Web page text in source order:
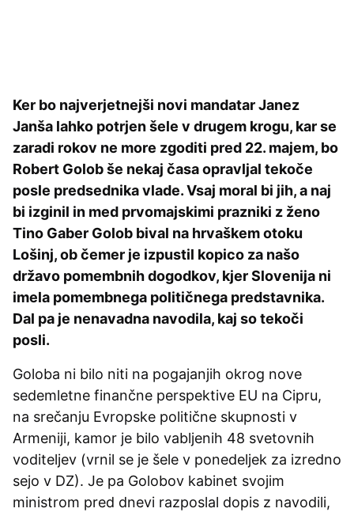
Ker bo najverjetnejši novi mandatar Janez
Janša lahko potrjen šele v drugem krogu, kar se
zaradi rokov ne more zgoditi pred 22. majem, bo
Robert Golob še nekaj časa opravljal tekoče
posle predsednika vlade. Vsaj moral bi jih, a naj
bi izginil in med prvomajskimi prazniki z ženo
Tino Gaber Golob bival na hrvaškem otoku
Lošinj, ob čemer je izpustil kopico za našo
državo pomembnih dogodkov, kjer Slovenija ni
imela pomembnega političnega predstavnika.
Dal pa je nenavadna navodila, kaj so tekoči
posli.
Goloba ni bilo niti na pogajanjih okrog nove
sedemletne finančne perspektive EU na Cipru,
na srečanju Evropske politične skupnosti v
Armeniji, kamor je bilo vabljenih 48 svetovnih
voditeljev (vrnil se je šele v ponedeljek za izredno
sejo v DZ). Je pa Golobov kabinet svojim
ministrom pred dnevi razposlal dopis z navodili,